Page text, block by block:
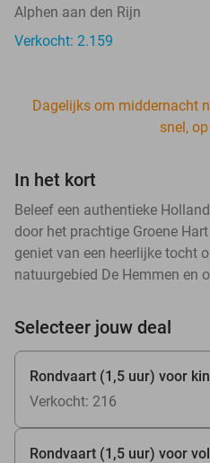
Alphen aan den Rijn
Verkocht: 2.159
Dagelijks om middernacht
snel,
In het kort
Beleef een authentieke
door het prachtige Groene
geniet van een heerlijke tocht
natuurgebied De Hemmen en
Selecteer jouw deal
Rondvaart (1,5 uur) voor
Verkocht: 216
Rondvaart (1,5 uur) voor